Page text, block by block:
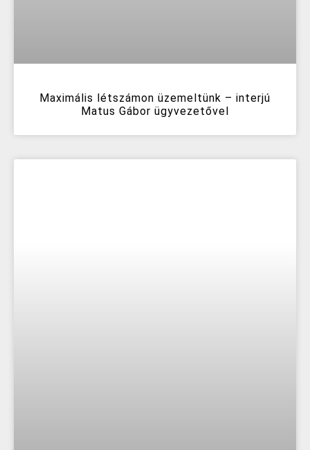
Maximális létszámon üzemeltünk – interjú
Matus Gábor ügyvezetővel